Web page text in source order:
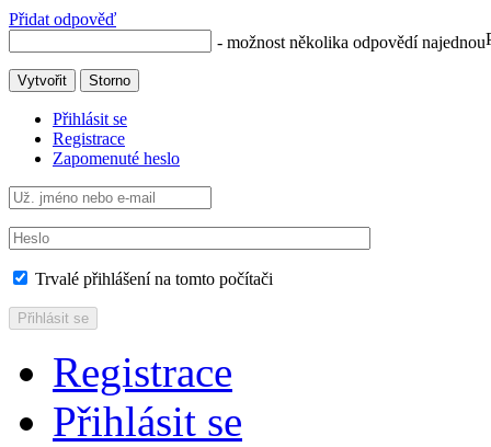
Přidat odpověď
- možnost několika odpovědí najednou
Vytvořit Storno
Přihlásit se
Registrace
Zapomenuté heslo
Trvalé přihlášení na tomto počítači
Přihlásit se
Registrace
Přihlásit se